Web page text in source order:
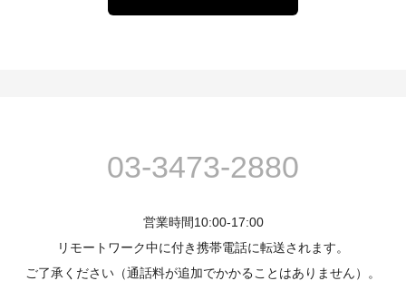
03-3473-2880
営業時間10:00-17:00
リモートワーク中に付き携帯電話に転送されます。
ご了承ください（通話料が追加でかかることはありません）。